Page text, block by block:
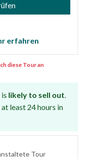
erfahren
diese Tour an
likely to sell out.
least 24 hours in
Tour